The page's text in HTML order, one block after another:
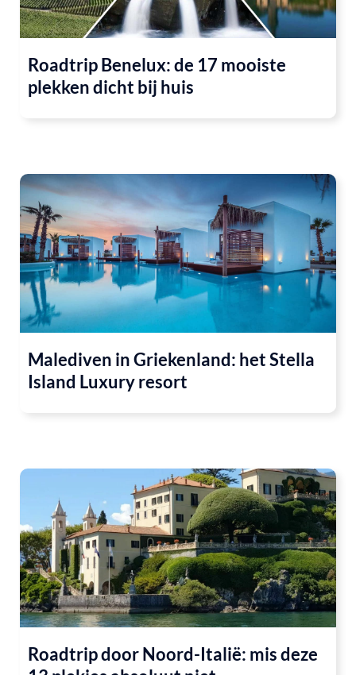
Roadtrip Benelux: de 17 mooiste
plekken dicht bij huis
Malediven in Griekenland: het Stella
Island Luxury resort
Roadtrip door Noord-Italië: mis deze